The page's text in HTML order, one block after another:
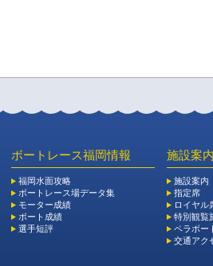
ボートレース福岡情報
福岡水面攻略
ボートレース場データ集
モーター成績
ボート成績
選手短評
施設案
施設案内
指定席
ロイヤル
特別観覧
ペラボー
交通アク